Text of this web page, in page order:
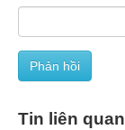
Tin liên quan